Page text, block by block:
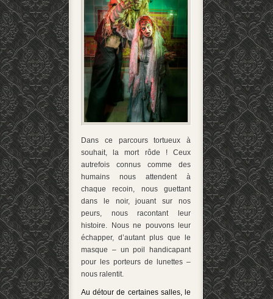
Dans ce parcours tortueux à
souhait, la mort rôde ! Ceux
autrefois connus comme des
humains nous attendent à
chaque recoin, nous guettant
dans le noir, jouant sur nos
peurs, nous racontant leur
histoire. Nous ne pouvons leur
échapper, d’autant plus que le
masque – un poil handicapant
pour les porteurs de lunettes –
nous ralentit.
Au détour de certaines salles, le